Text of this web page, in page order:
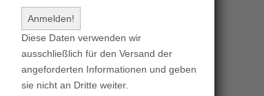
Diese Daten verwenden wir
ausschließlich für den Versand der
angeforderten Informationen und geben
sie nicht an Dritte weiter.